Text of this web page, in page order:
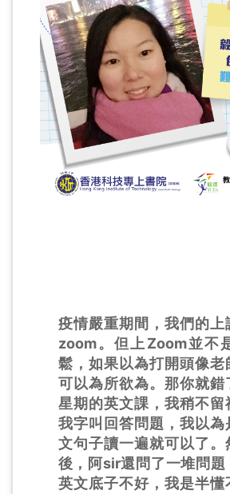
疫情嚴重期間，我們的上
zoom。但上Zoom並不
鬆，如果以為打開頭像老
可以為所欲為。那你就錯
星期的英文課，我稍不留
我字叫回答問題，我以為
文句子讀一遍就可以了。
後，阿sir還問了一堆問題
英文底子不好，我是半懂